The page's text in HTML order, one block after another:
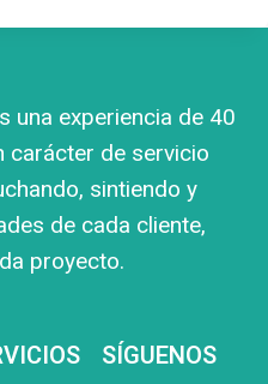
una experiencia de 40
carácter de servicio
sintiendo y
de cada cliente,
proyecto.
SÍGUENOS